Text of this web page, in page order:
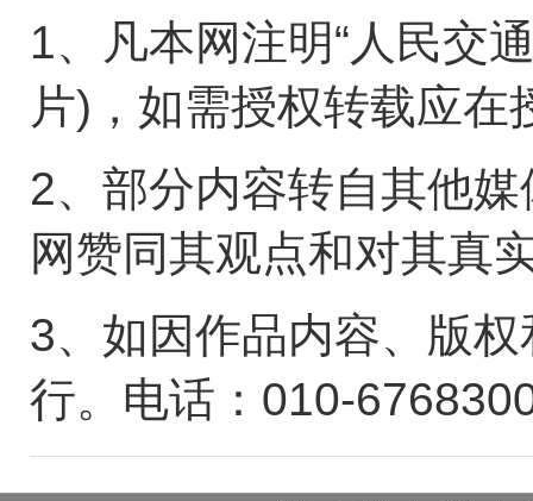
1、凡本网注明“人民交
片)，如需授权转载应
2、部分内容转自其他
网赞同其观点和对其真
3、如因作品内容、版
行。电话：010-